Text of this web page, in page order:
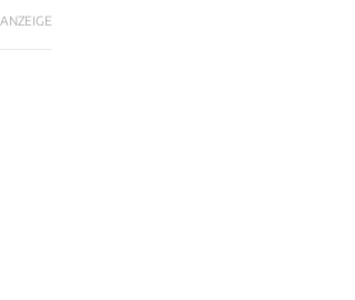
ANZEIGE